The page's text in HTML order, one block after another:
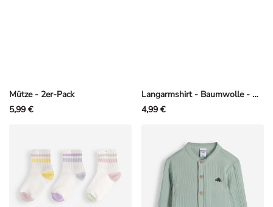
Mütze - 2er-Pack
5,99 €
Langarmshirt - Baumwolle - Off-White
4,99 €